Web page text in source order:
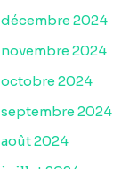
décembre 2024
novembre 2024
octobre 2024
septembre 2024
août 2024